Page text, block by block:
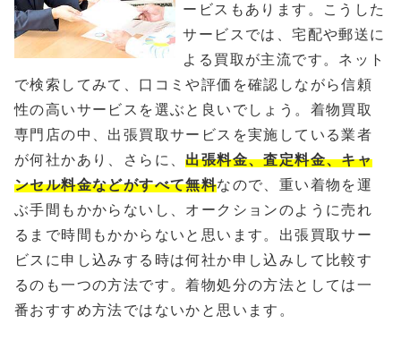
ービスもあります。こうした
サービスでは、宅配や郵送に
よる買取が主流です。ネット
で検索してみて、口コミや評価を確認しながら信頼
性の高いサービスを選ぶと良いでしょう。着物買取
専門店の中、出張買取サービスを実施している業者
が何社かあり、さらに、出張料金、査定料金、キャ
ンセル料金などがすべて無料なので、重い着物を運
ぶ手間もかからないし、オークションのように売れ
るまで時間もかからないと思います。出張買取サー
ビスに申し込みする時は何社か申し込みして比較す
るのも一つの方法です。着物処分の方法としては一
番おすすめ方法ではないかと思います。